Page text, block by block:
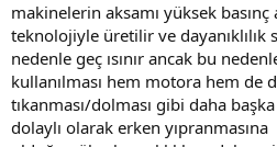
makinelerin aksamı yüksek basınç
teknolojiyle üretilir ve dayanıklılık
nedenle geç ısınır ancak bu
kullanılması hem motora hem de
tıkanması/dolması gibi daha
dolaylı olarak erken